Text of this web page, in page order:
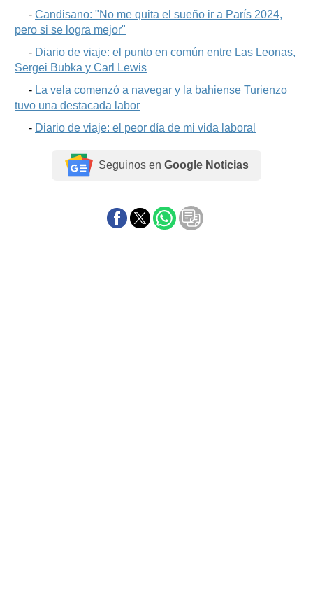
- Candisano: "No me quita el sueño ir a París 2024,
pero si se logra mejor"
- Diario de viaje: el punto en común entre Las Leonas,
Sergei Bubka y Carl Lewis
- La vela comenzó a navegar y la bahiense Turienzo
tuvo una destacada labor
- Diario de viaje: el peor día de mi vida laboral
Seguinos en Google Noticias